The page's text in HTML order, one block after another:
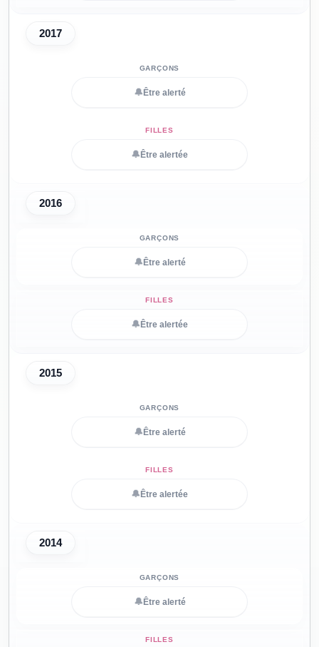
2017
🔔 Être alerté
🔔 Être alertée
2016
🔔 Être alerté
🔔 Être alertée
2015
🔔 Être alerté
🔔 Être alertée
2014
🔔 Être alerté